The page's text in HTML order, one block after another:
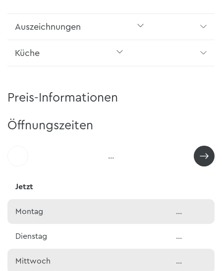
Auszeichnungen
Küche
Preis-Informationen
Öffnungszeiten
…
Jetzt
Montag …
Dienstag …
Mittwoch …